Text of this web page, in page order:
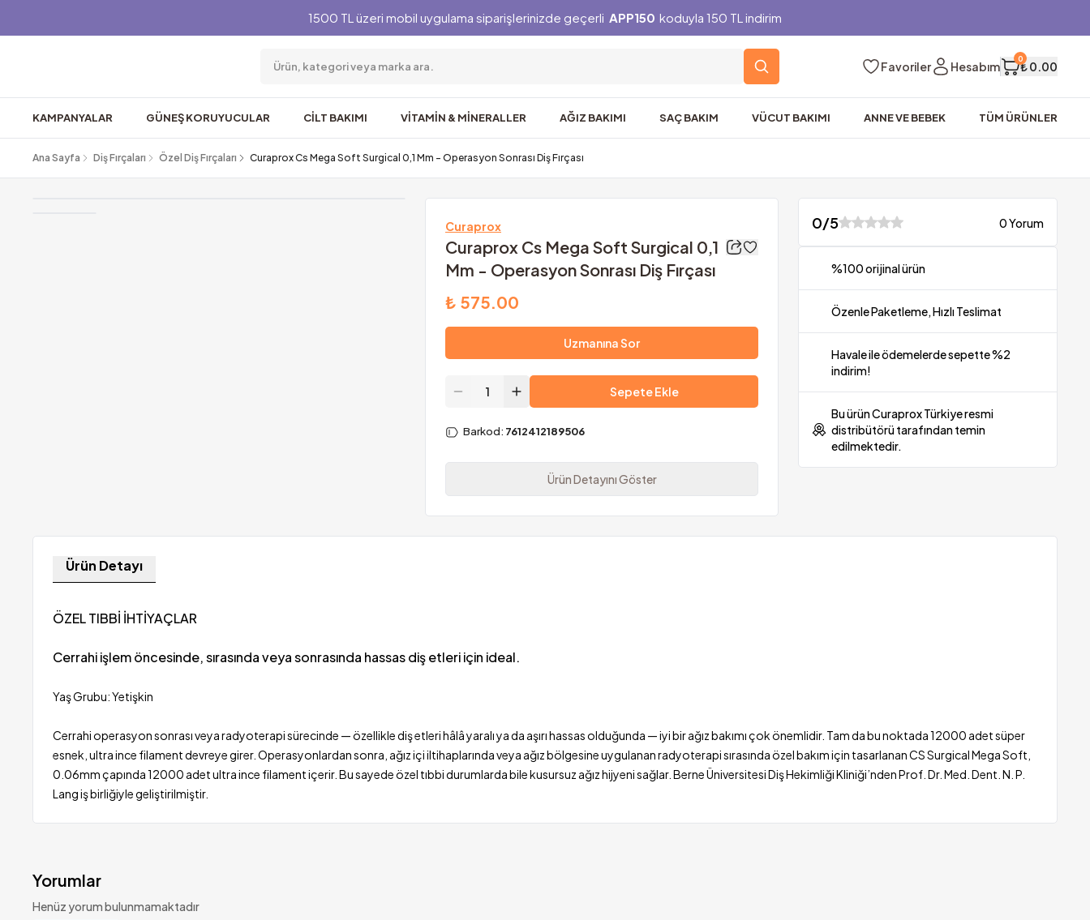
1500 TL üzeri mobil uygulama siparişlerinizde geçerli APP150 koduyla 150 TL indirim
Favoriler Hesabım
0
₺ 0.00
KAMPANYALAR GÜNEŞ KORUYUCULAR CİLT BAKIMI VİTAMİN & MİNERALLER AĞIZ BAKIMI SAÇ BAKIM VÜCUT BAKIMI ANNE VE BEBEK TÜM ÜRÜNLER
Ana Sayfa Diş Fırçaları Özel Diş Fırçaları Curaprox Cs Mega Soft Surgical 0,1 Mm - Operasyon Sonrası Diş Fırçası
Curaprox
Curaprox Cs Mega Soft Surgical 0,1
Mm - Operasyon Sonrası Diş Fırçası
₺ 575.00
Uzmanına Sor
Sepete Ekle
Barkod: 7612412189506
Ürün Detayını Göster
0/5 0 Yorum
%100 orijinal ürün
Özenle Paketleme, Hızlı Teslimat
Havale ile ödemelerde sepette %2
indirim!
Bu ürün Curaprox Türkiye resmi
distribütörü tarafından temin
edilmektedir.
Ürün Detayı
ÖZEL TIBBİ İHTİYAÇLAR
Cerrahi işlem öncesinde, sırasında veya sonrasında hassas diş etleri için ideal.
Yaş Grubu: Yetişkin
Cerrahi operasyon sonrası veya radyoterapi sürecinde — özellikle diş etleri hâlâ yaralı ya da aşırı hassas olduğunda — iyi bir ağız bakımı çok önemlidir. Tam da bu noktada 12000 adet süper
esnek, ultra ince filament devreye girer. Operasyonlardan sonra, ağız içi iltihaplarında veya ağız bölgesine uygulanan radyoterapi sırasında özel bakım için tasarlanan CS Surgical Mega Soft,
0.06mm çapında 12000 adet ultra ince filament içerir. Bu sayede özel tıbbi durumlarda bile kusursuz ağız hijyeni sağlar. Berne Üniversitesi Diş Hekimliği Kliniği’nden Prof. Dr. Med. Dent. N. P.
Lang iş birliğiyle geliştirilmiştir.
Yorumlar
Henüz yorum bulunmamaktadır